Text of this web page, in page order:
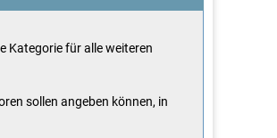
Kategorie für alle weiteren
sollen angeben können, in